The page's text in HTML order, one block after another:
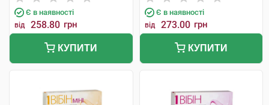
Є в наявності
від 258.80 грн
КУПИТИ
Є в наявності
від 273.00 грн
КУПИТИ